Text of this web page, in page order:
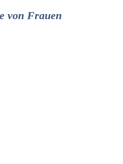
von Frauen